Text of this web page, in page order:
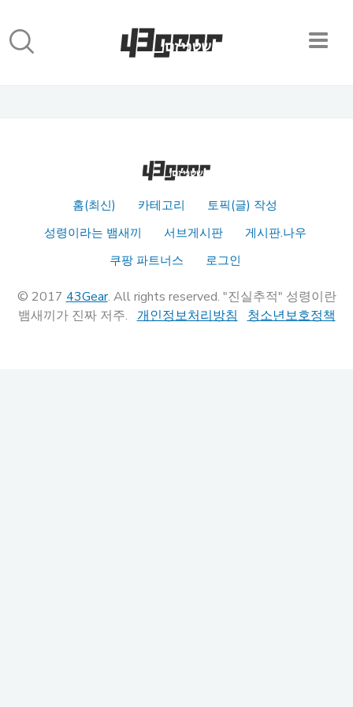
홈(최신) 카테고리
토픽(글) 작성
성령이라는 뱀새끼
서브게시판
게시판.나우
쿠팡 파트너스
로그인
© 2017 43Gear. All rights reserved. "진실추적" 성령이란
뱀새끼가 진짜 저주. 개인정보처리방침 청소년보호정책